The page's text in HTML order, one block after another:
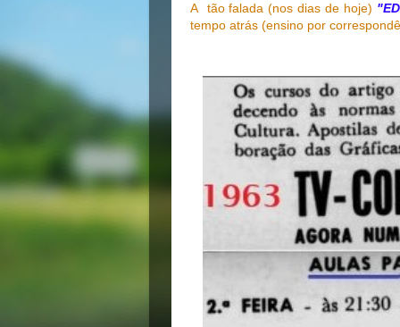
A tão falada (nos dias de hoje)
tempo atrás (ensino por